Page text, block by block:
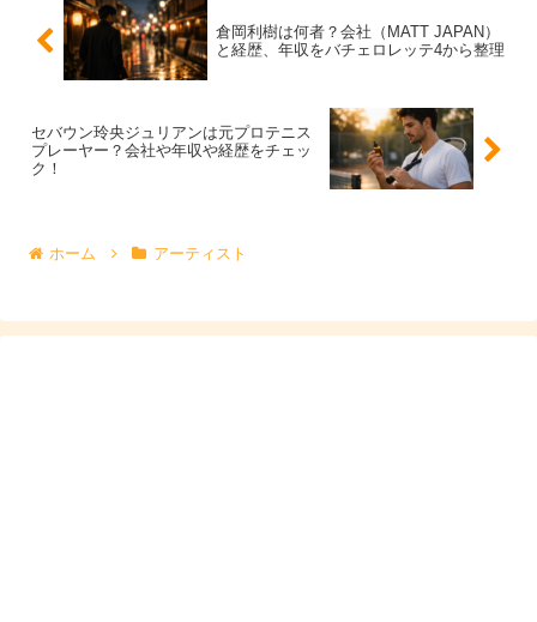
Cube 2024で大賞となり、作品としての注目度を一気に押
し上げました。さらに工房でのアシスタント経験を経て独
立し、個展へつなげている点も転機。
コンペ評価→現場経験→個展と受賞
の流れがきれいに繋が
っているのが白谷琢磨さんの強さです。
スポンサーリンク
倉岡利樹は何者？会社（MATT JAPAN）
と経歴、年収をバチェロレッテ4から整理
セバウン玲央ジュリアンは元プロテニス
プレーヤー？会社や年収や経歴をチェッ
ク！
ホーム アーティスト